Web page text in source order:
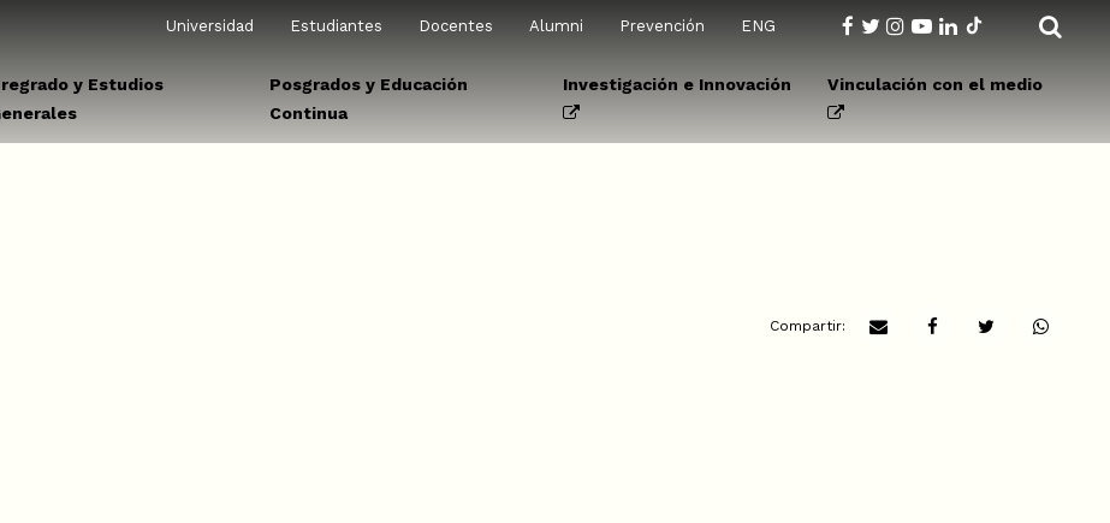
Universidad Estudiantes Docentes Alumni Prevención ENG
y Estudios
Posgrados y Educación
Continua
Investigación e Innovación Vinculación con el medio
Compartir: